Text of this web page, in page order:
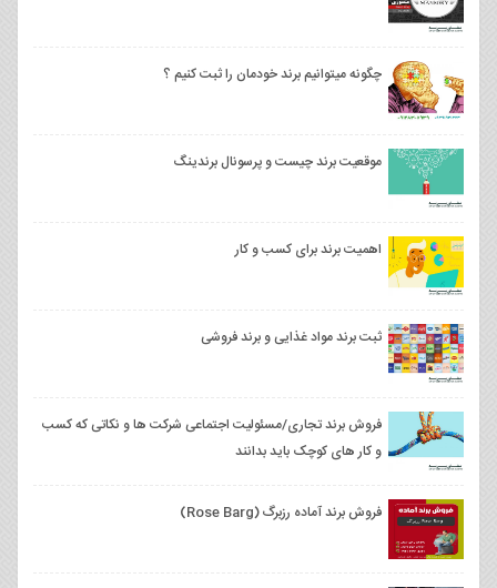
چگونه میتوانیم برند خودمان را ثبت کنیم ؟
موقعیت برند چیست و پرسونال برندینگ
اهمیت برند برای کسب و کار
ثبت برند مواد غذایی و برند فروشی
فروش برند تجاری/مسئولیت اجتماعی شرکت ها و نکاتی که کسب‌
و کار های کوچک باید بدانند
فروش برند آماده رزبرگ (Rose Barg)